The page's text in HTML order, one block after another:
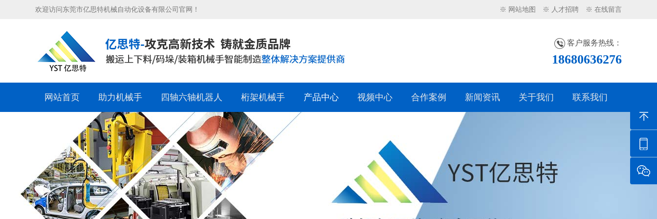
欢迎访问东莞市亿思特机械自动化设备有限公司官网！ ※ 网站地图 ※ 人才招聘 ※ 在线留言
客户服务热线：
18680636276
网站首页 助力机械手 四轴六轴机器人 桁架机械手 产品中心 视频中心 合作案例 新闻资讯 关于我们 联系我们